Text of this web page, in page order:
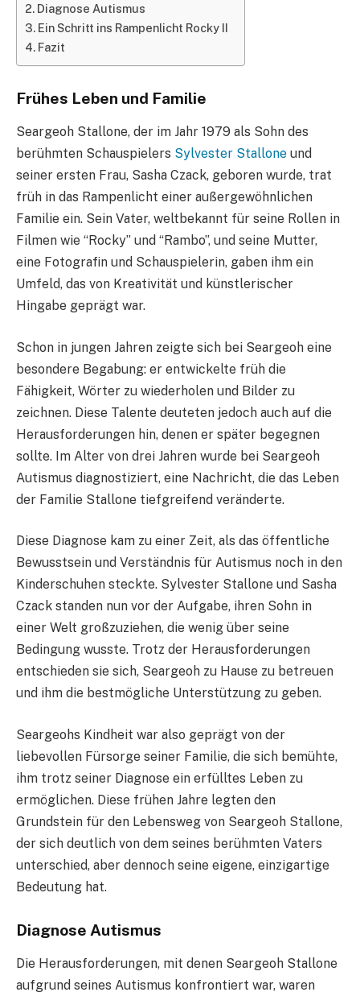
Diagnose Autismus
Ein Schritt ins Rampenlicht Rocky II
Fazit
Frühes Leben und Familie
Seargeoh Stallone, der im Jahr 1979 als Sohn des
berühmten Schauspielers Sylvester Stallone und
seiner ersten Frau, Sasha Czack, geboren wurde, trat
früh in das Rampenlicht einer außergewöhnlichen
Familie ein. Sein Vater, weltbekannt für seine Rollen in
Filmen wie “Rocky” und “Rambo”, und seine Mutter,
eine Fotografin und Schauspielerin, gaben ihm ein
Umfeld, das von Kreativität und künstlerischer
Hingabe geprägt war.
Schon in jungen Jahren zeigte sich bei Seargeoh eine
besondere Begabung: er entwickelte früh die
Fähigkeit, Wörter zu wiederholen und Bilder zu
zeichnen. Diese Talente deuteten jedoch auch auf die
Herausforderungen hin, denen er später begegnen
sollte. Im Alter von drei Jahren wurde bei Seargeoh
Autismus diagnostiziert, eine Nachricht, die das Leben
der Familie Stallone tiefgreifend veränderte.
Diese Diagnose kam zu einer Zeit, als das öffentliche
Bewusstsein und Verständnis für Autismus noch in den
Kinderschuhen steckte. Sylvester Stallone und Sasha
Czack standen nun vor der Aufgabe, ihren Sohn in
einer Welt großzuziehen, die wenig über seine
Bedingung wusste. Trotz der Herausforderungen
entschieden sie sich, Seargeoh zu Hause zu betreuen
und ihm die bestmögliche Unterstützung zu geben.
Seargeohs Kindheit war also geprägt von der
liebevollen Fürsorge seiner Familie, die sich bemühte,
ihm trotz seiner Diagnose ein erfülltes Leben zu
ermöglichen. Diese frühen Jahre legten den
Grundstein für den Lebensweg von Seargeoh Stallone,
der sich deutlich von dem seines berühmten Vaters
unterschied, aber dennoch seine eigene, einzigartige
Bedeutung hat.
Diagnose Autismus
Die Herausforderungen, mit denen Seargeoh Stallone
aufgrund seines Autismus konfrontiert war, waren